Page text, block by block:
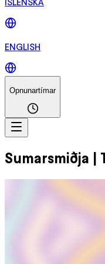
ENGLISH
Opnunartímar
Sumarsmiðja |